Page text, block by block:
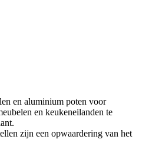
en aluminium poten voor
en keukeneilanden te
zijn een opwaardering van het